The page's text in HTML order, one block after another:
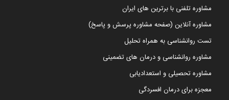
مشاوره تلفنی با برترین های ایران
مشاوره آنلاین (صفحه مشاوره پرسش و پاسخ)
تست روانشناسی به همراه تحلیل
مشاوره روانشناسی و درمان های تضمینی
مشاوره تحصیلی و استعدادیابی
معجزه برای درمان افسردگی